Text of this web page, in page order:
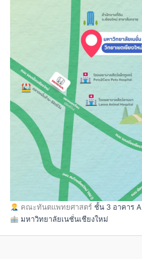
คณะทันตแพทยศาสตร์ ชั้น 3 อาคาร A
มหาวิทยาลัยเนชั่นเชียงใหม่